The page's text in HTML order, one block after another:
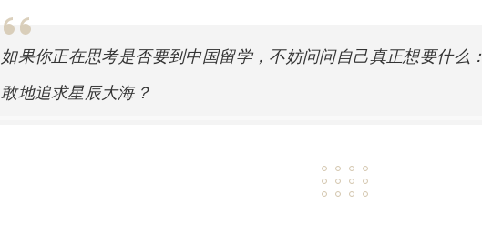
如果你正在思考是否要到中国留学，不妨问问自己真正想要什么
敢地追求星辰大海？